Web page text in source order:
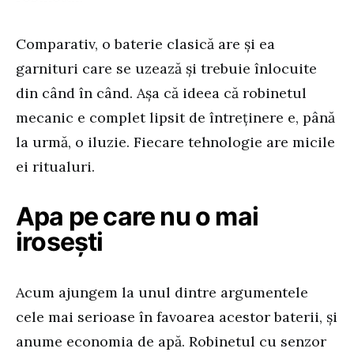
Comparativ, o baterie clasică are și ea
garnituri care se uzează și trebuie înlocuite
din când în când. Așa că ideea că robinetul
mecanic e complet lipsit de întreținere e, până
la urmă, o iluzie. Fiecare tehnologie are micile
ei ritualuri.
Apa pe care nu o mai
irosești
Acum ajungem la unul dintre argumentele
cele mai serioase în favoarea acestor baterii, și
anume economia de apă. Robinetul cu senzor